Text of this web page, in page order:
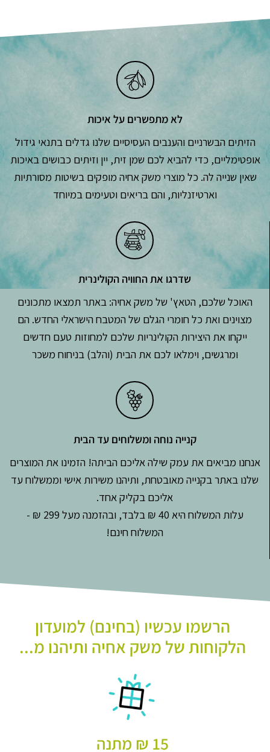
לא מתפשרים על איכות
הזיתים הבשרניים והענבים העסיסיים שלנו גדלים בתנאי גידול
אופטימליים, כדי להביא לכם שמן זית, יין וזיתים כבושים באיכות
שאין שנייה לה. כל מוצרי משק אחיה מופקים בשיטות מסורתיות
וארטיזנליות, והם בריאים וטעימים במיוחד
שדרגו את החוויה הקולינרית
האוכל שלכם, הטאץ' של משק אחיה: באתר תמצאו מתכונים
מצוינים ואת כל חומרי הגלם של המטבח הישראלי החדש. הם
ייקחו את היצירות הקולינריות שלכם למחוזות טעם חדשים
ומרגשים, וימלאו לכם את הבית (והלב) בניחוח משכר
קנייה נוחה ומשלוחים עד הבית
אנחנו מביאים את עמק שילה אליכם הביתה! הזמינו את המוצרים
שלנו באתר בקנייה מאובטחת, ותיהנו משירות אישי וממשלוח עד
אליכם בקליק אחד.
עלות המשלוח היא 40 ₪ בלבד, ובהזמנה מעל 299 ₪ -
המשלוח חינם!
הרשמו עכשיו (בחינם) למועדון
הלקוחות של משק אחיה ותיהנו מ...
15 ₪ מתנה